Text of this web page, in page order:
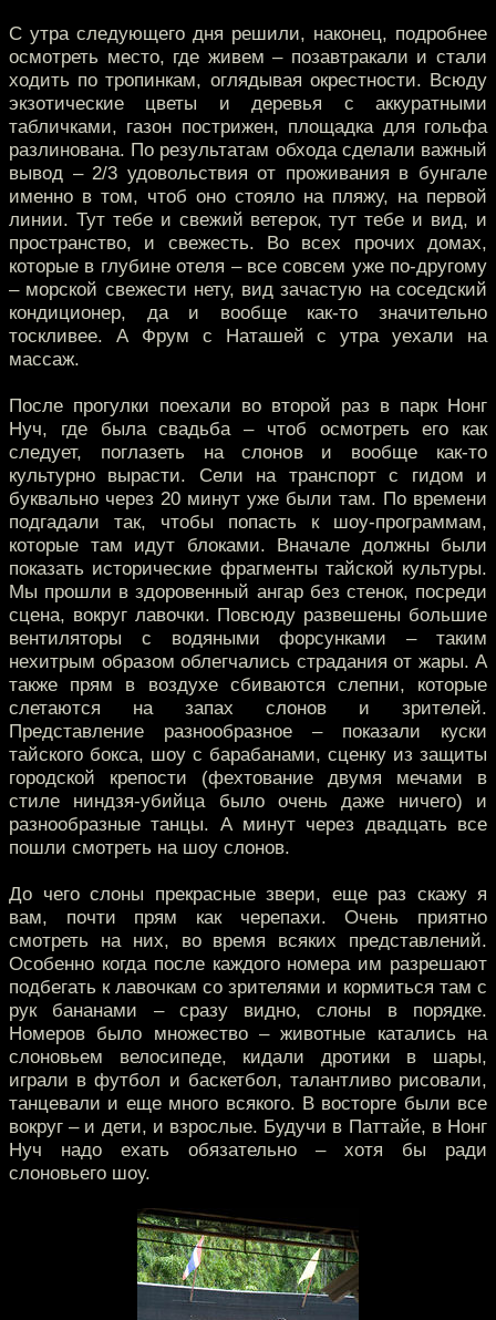
С утра следующего дня решили, наконец, подробнее
осмотреть место, где живем – позавтракали и стали
ходить по тропинкам, оглядывая окрестности. Всюду
экзотические цветы и деревья с аккуратными
табличками, газон пострижен, площадка для гольфа
разлинована. По результатам обхода сделали важный
вывод – 2/3 удовольствия от проживания в бунгале
именно в том, чтоб оно стояло на пляжу, на первой
линии. Тут тебе и свежий ветерок, тут тебе и вид, и
пространство, и свежесть. Во всех прочих домах,
которые в глубине отеля – все совсем уже по-другому
– морской свежести нету, вид зачастую на соседский
кондиционер, да и вообще как-то значительно
тоскливее. А Фрум с Наташей с утра уехали на
массаж.
После прогулки поехали во второй раз в парк Нонг
Нуч, где была свадьба – чтоб осмотреть его как
следует, поглазеть на слонов и вообще как-то
культурно вырасти. Сели на транспорт с гидом и
буквально через 20 минут уже были там. По времени
подгадали так, чтобы попасть к шоу-программам,
которые там идут блоками. Вначале должны были
показать исторические фрагменты тайской культуры.
Мы прошли в здоровенный ангар без стенок, посреди
сцена, вокруг лавочки. Повсюду развешены большие
вентиляторы с водяными форсунками – таким
нехитрым образом облегчались страдания от жары. А
также прям в воздухе сбиваются слепни, которые
слетаются на запах слонов и зрителей.
Представление разнообразное – показали куски
тайского бокса, шоу с барабанами, сценку из защиты
городской крепости (фехтование двумя мечами в
стиле ниндзя-убийца было очень даже ничего) и
разнообразные танцы. А минут через двадцать все
пошли смотреть на шоу слонов.
До чего слоны прекрасные звери, еще раз скажу я
вам, почти прям как черепахи. Очень приятно
смотреть на них, во время всяких представлений.
Особенно когда после каждого номера им разрешают
подбегать к лавочкам со зрителями и кормиться там с
рук бананами – сразу видно, слоны в порядке.
Номеров было множество – животные катались на
слоновьем велосипеде, кидали дротики в шары,
играли в футбол и баскетбол, талантливо рисовали,
танцевали и еще много всякого. В восторге были все
вокруг – и дети, и взрослые. Будучи в Паттайе, в Нонг
Нуч надо ехать обязательно – хотя бы ради
слоновьего шоу.